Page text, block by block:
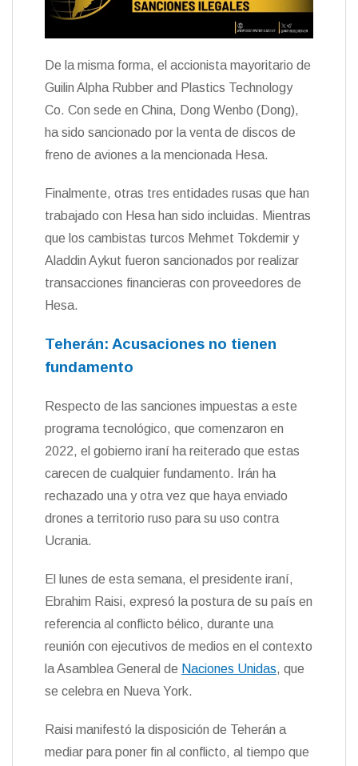
De la misma forma, el accionista mayoritario de
Guilin Alpha Rubber and Plastics Technology
Co. Con sede en China, Dong Wenbo (Dong),
ha sido sancionado por la venta de discos de
freno de aviones a la mencionada Hesa.
Finalmente, otras tres entidades rusas que han
trabajado con Hesa han sido incluidas. Mientras
que los cambistas turcos Mehmet Tokdemir y
Aladdin Aykut fueron sancionados por realizar
transacciones financieras con proveedores de
Hesa.
Teherán: Acusaciones no tienen
fundamento
Respecto de las sanciones impuestas a este
programa tecnológico, que comenzaron en
2022, el gobierno iraní ha reiterado que estas
carecen de cualquier fundamento. Irán ha
rechazado una y otra vez que haya enviado
drones a territorio ruso para su uso contra
Ucrania.
El lunes de esta semana, el presidente iraní,
Ebrahim Raisi, expresó la postura de su país en
referencia al conflicto bélico, durante una
reunión con ejecutivos de medios en el contexto
la Asamblea General de Naciones Unidas, que
se celebra en Nueva York.
Raisi manifestó la disposición de Teherán a
mediar para poner fin al conflicto, al tiempo que